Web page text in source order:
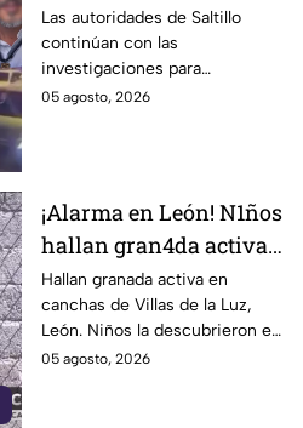
perdió la vid4 tras una
riña familiar con un
extranjero? Esto
sabemos
Las autoridades de Saltillo
continúan con las
investigaciones para
esclarecer el caso.
05 agosto, 2026
¡Alarma en León! N1ños
hallan gran4da activa
junto a la portería de
una cancha
Hallan granada activa en
canchas de Villas de la Luz,
León. Niños la descubrieron en
la portería; Autoridades
05 agosto, 2026